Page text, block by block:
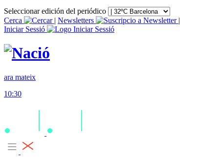
Seleccionar edición del periódico
Cerca
| Newsletters
|
Iniciar Sessió
ara mateix
10:30